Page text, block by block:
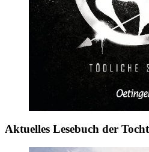
Aktuelles Lesebuch der